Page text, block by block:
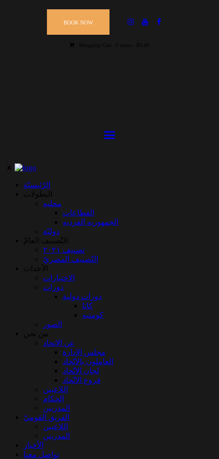
BOOK NOW
Shopping Cart 0 items $0.00
الرّئيسيّة
البطولات
محليه
القطاعات
الجمهوريه الفرديه
دوليّة
التّصنيف العامّ
تصنيف ٢٠٢١
التّصنيف المصريّ
الأحداث
الاختبارات
دورات
دورات دولية
كاتا
كومتيه
الصور
من نحن
عن الاتحاد
مجلس الإدارة
العاملون بالاتّحاد
لجان الاتّحاد
فروع الاتّحاد
اللاعبين
الحكام
المدربين
الفريق القوميّ
اللاعبين
المدربين
الأخبار
تواصل معنا